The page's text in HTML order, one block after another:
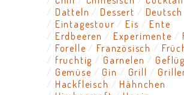
Datteln
Dessert Deutsch
Eintagestour
Eis
Ente
Erdbeeren
Experimente
Forelle
Französisch
fruchtig
Garnelen
Gemüse
Gin Grill
Hackfleisch
Hähnchen